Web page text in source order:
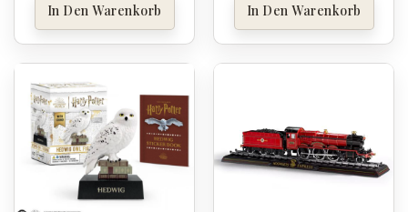
In Den Warenkorb In Den Warenkorb